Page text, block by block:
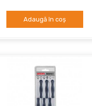
Adaugă în coș